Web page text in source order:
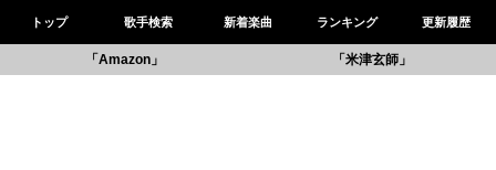
トップ 歌手検索 新着楽曲 ランキング 更新履歴
「Amazon」 「米津玄師」